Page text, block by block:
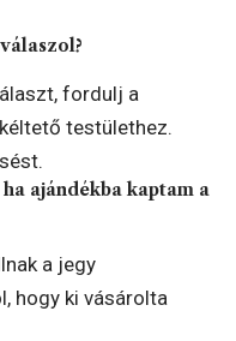
fordulj a
testülethez.
ajándékba kaptam a
a jegy
hogy ki vásárolta